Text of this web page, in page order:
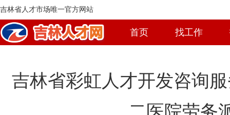
吉林省人才市场唯一官方网站
首页 找工作
吉林省彩虹人才开发咨询